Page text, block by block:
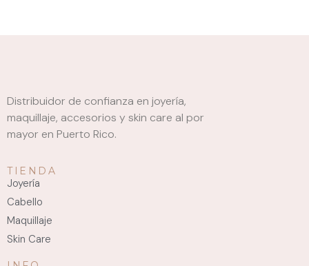
Distribuidor de confianza en joyería,
maquillaje, accesorios y skin care al por
mayor en Puerto Rico.
TIENDA
Joyería
Cabello
Maquillaje
Skin Care